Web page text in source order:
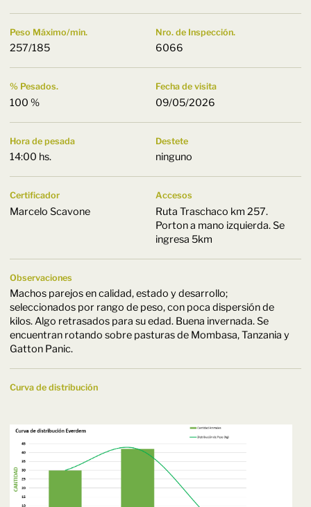
Peso Máximo/min.
257/185
Nro. de Inspección.
6066
% Pesados.
100 %
Fecha de visita
09/05/2026
Hora de pesada
14:00 hs.
Destete
ninguno
Certificador
Marcelo Scavone
Accesos
Ruta Traschaco km 257.
Porton a mano izquierda. Se
ingresa 5km
Observaciones
Machos parejos en calidad, estado y desarrollo;
seleccionados por rango de peso, con poca dispersión de
kilos. Algo retrasados para su edad. Buena invernada. Se
encuentran rotando sobre pasturas de Mombasa, Tanzania y
Gatton Panic.
Curva de distribución